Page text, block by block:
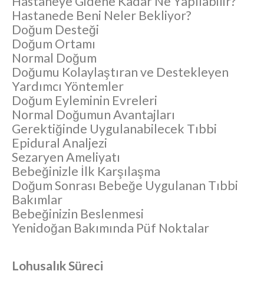
Hastanede Beni Neler Bekliyor?
Doğum Desteği
Doğum Ortamı
Normal Doğum
Doğumu Kolaylaştıran ve Destekleyen
Yardımcı Yöntemler
Doğum Eyleminin Evreleri
Normal Doğumun Avantajları
Gerektiğinde Uygulanabilecek Tıbbi
Epidural Analjezi
Sezaryen Ameliyatı
Bebeğinizle İlk Karşılaşma
Doğum Sonrası Bebeğe Uygulanan Tıbbi
Bakımlar
Bebeğinizin Beslenmesi
Yenidoğan Bakımında Püf Noktalar
Lohusalık Süreci